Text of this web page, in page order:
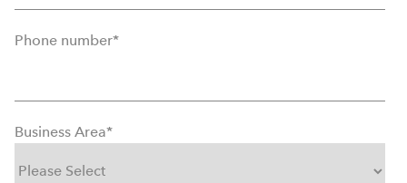
Phone number*
Business Area*